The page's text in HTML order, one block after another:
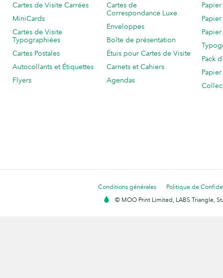
Cartes de Visite Carrées
MiniCards
Cartes de Visite
Typographiées
Cartes Postales
Autocollants et Étiquettes
Flyers
Cartes de
Correspondance Luxe
Enveloppes
Boîte de présentation
Étuis pour Cartes de Visite
Carnets et Cahiers
Agendas
Pack
Conditions générales
Politique de
© MOO Print Limited, LABS Triangle,